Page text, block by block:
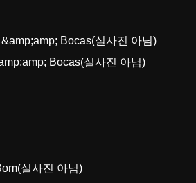
Bocas(실사진 아님)